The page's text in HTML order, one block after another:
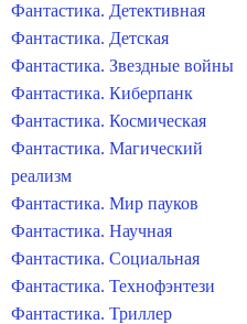
Фантастика. Детективная
Фантастика. Детская
Фантастика. Звездные войны
Фантастика. Киберпанк
Фантастика. Космическая
Фантастика. Магический
реализм
Фантастика. Мир пауков
Фантастика. Научная
Фантастика. Социальная
Фантастика. Технофэнтези
Фантастика. Триллер